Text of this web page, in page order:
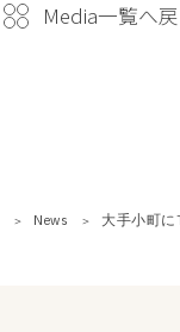
Media一覧へ
News
大手小町に